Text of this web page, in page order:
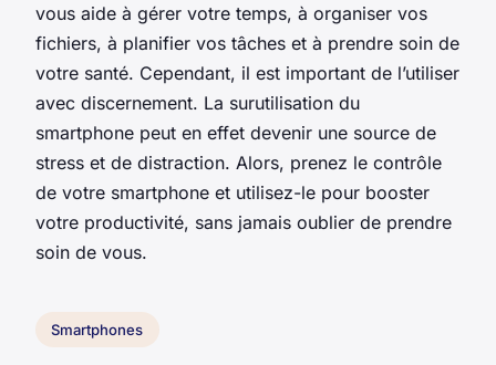
vous aide à gérer votre temps, à organiser vos
fichiers, à planifier vos tâches et à prendre soin de
votre santé. Cependant, il est important de l’utiliser
avec discernement. La surutilisation du
smartphone peut en effet devenir une source de
stress et de distraction. Alors, prenez le contrôle
de votre smartphone et utilisez-le pour booster
votre productivité, sans jamais oublier de prendre
soin de vous.
Smartphones